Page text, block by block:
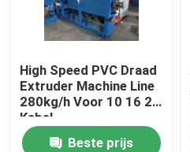
Kabelkop
High Speed PVC Draad
Extruder Machine Line
280kg/h Voor 10 16 25
Kabel
Beste prijs